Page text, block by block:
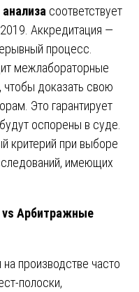
соответствует
Аккредитация —
процесс.
межлабораторные
доказать свою
Это гарантирует
оспорены в суде.
критерий при выборе
имеющих
vs Арбитражные
производстве часто
полоски,